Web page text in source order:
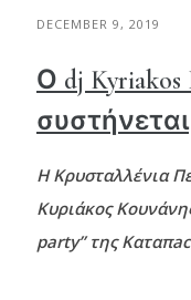
DECEMBER 9, 2019
Ο dj Kyriakos
συστήνεται
Η Κρυσταλλένια
Κυριάκος
party” της